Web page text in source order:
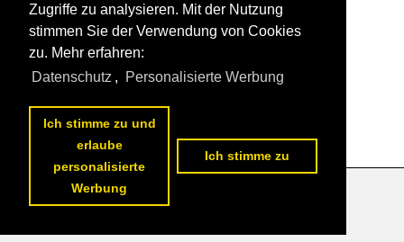
Zugriffe zu analysieren. Mit der Nutzung
stimmen Sie der Verwendung von Cookies
zu. Mehr erfahren:
Datenschutz , Personalisierte Werbung
Ich stimme zu und
erlaube
personalisierte
Werbung
Ich stimme zu